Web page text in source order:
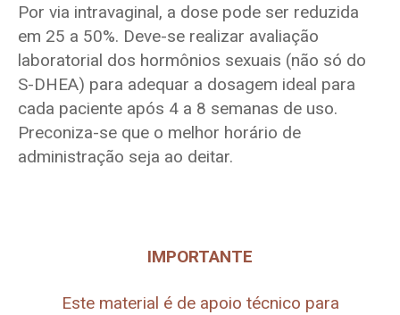
Por via intravaginal, a dose pode ser reduzida
em 25 a 50%. Deve-se realizar avaliação
laboratorial dos hormônios sexuais (não só do
S-DHEA) para adequar a dosagem ideal para
cada paciente após 4 a 8 semanas de uso.
Preconiza-se que o melhor horário de
administração seja ao deitar.
IMPORTANTE
Este material é de apoio técnico para